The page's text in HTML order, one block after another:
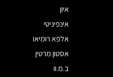
איון
אינפיניטי
אלפא רומיאו
אסטון מרטין
ב.מ.וו